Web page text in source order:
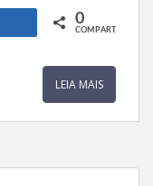
Compartilhar 0
COMPART.
LEIA MAIS